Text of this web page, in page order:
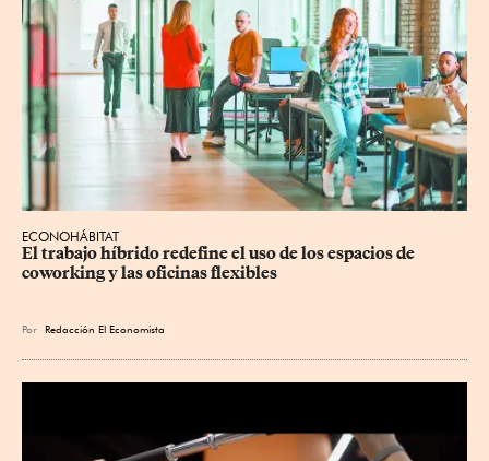
ECONOHÁBITAT
El trabajo híbrido redefine el uso de los espacios de
coworking y las oficinas flexibles
Por Redacción El Economista